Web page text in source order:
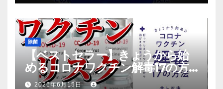
除菌
【ベストセラー】きょうから始
めるコロナワクチン解毒17の方
法【本要約】
2026年6月15日